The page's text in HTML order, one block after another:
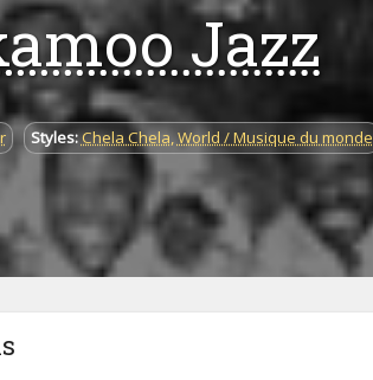
Jazz
Styles:Chela Chela,World / Musique du monde